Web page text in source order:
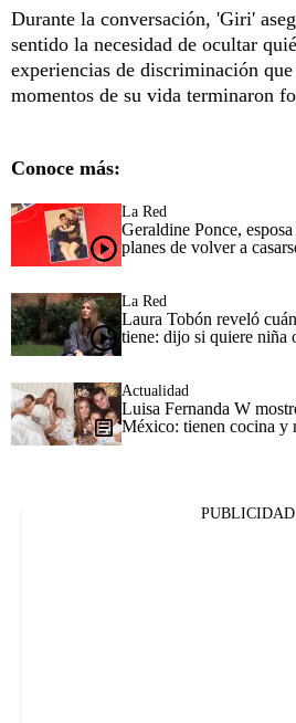
Durante la conversación, 'Giri'
sentido la necesidad de ocultar
experiencias de discriminación
momentos de su vida terminaron
Conoce más:
La Red
Geraldine Ponce,
planes de volver a
La Red
Laura Tobón reveló
tiene: dijo si quiere niña
Actualidad
Luisa Fernanda W
México: tienen cocina y
PUBLICIDAD